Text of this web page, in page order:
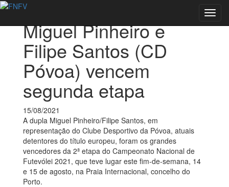
Miguel Pinheiro e
Filipe Santos (CD
Póvoa) vencem
segunda etapa
15/08/2021
A dupla Miguel Pinheiro/Filipe Santos, em
representação do Clube Desportivo da Póvoa, atuais
detentores do título europeu, foram os grandes
vencedores da 2ª etapa do Campeonato Nacional de
Futevólei 2021, que teve lugar este fim-de-semana, 14
e 15 de agosto, na Praia Internacional, concelho do
Porto.